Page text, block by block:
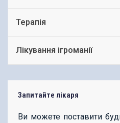
Терапія
Лікування ігроманії
Запитайте лікаря
Ви можете поставити